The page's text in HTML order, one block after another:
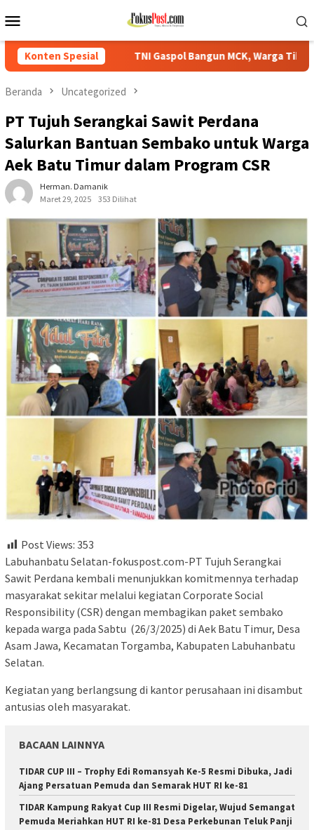
ke
Mobile
Konten Spesial
TNI Gaspol Bangun MCK, Warga Tikbary Segera Nikmati Fasilitas
Beranda Uncategorized
PT Tujuh Serangkai Sawit Perdana
Salurkan Bantuan Sembako untuk Warga
Aek Batu Timur dalam Program CSR
Herman. Damanik
Maret 29, 2025
353 Dilihat
Post Views: 353
Labuhanbatu Selatan-fokuspost.com-PT Tujuh Serangkai
Sawit Perdana kembali menunjukkan komitmennya terhadap
masyarakat sekitar melalui kegiatan Corporate Social
Responsibility (CSR) dengan membagikan paket sembako
kepada warga pada Sabtu (26/3/2025) di Aek Batu Timur, Desa
Asam Jawa, Kecamatan Torgamba, Kabupaten Labuhanbatu
Selatan.
Kegiatan yang berlangsung di kantor perusahaan ini disambut
antusias oleh masyarakat.
BACAAN LAINNYA
TIDAR CUP III – Trophy Edi Romansyah Ke-5 Resmi Dibuka, Jadi
Ajang Persatuan Pemuda dan Semarak HUT RI ke-81
TIDAR Kampung Rakyat Cup III Resmi Digelar, Wujud Semangat
Pemuda Meriahkan HUT RI ke-81 Desa Perkebunan Teluk Panji